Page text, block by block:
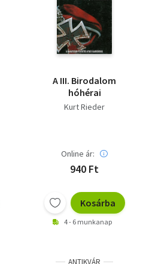
A III. Birodalom
hóhérai
Kurt Rieder
Online ár:
940 Ft
Kosárba
4 - 6 munkanap
ANTIKVÁR